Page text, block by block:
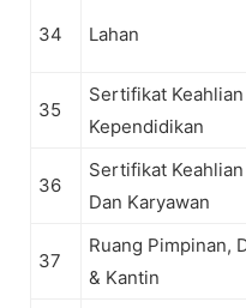
34 Lahan
35
Sertifikat
Kependidikan
36
Sertifikat
Dan Karyawan
37
Ruang Pimpinan,
& Kantin